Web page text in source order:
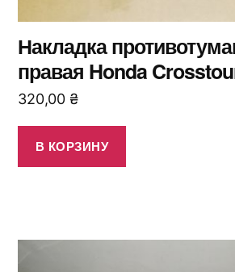
Накладка
правая Honda
320,00 ₴
В КОРЗИНУ